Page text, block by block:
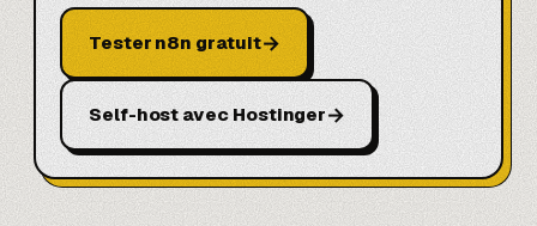
Tester n8n gratuit→
Self-host avec Hostinger→